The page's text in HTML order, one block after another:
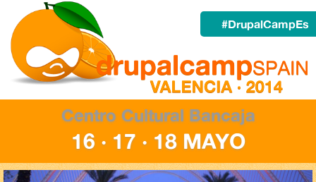
#DrupalCampEs
Centro Cultural Bancaja
16 · 17 · 18 MAYO